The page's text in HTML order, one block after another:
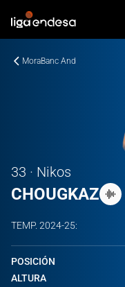
MoraBanc And
33 · Nikos
CHOUGKAZ
TEMP. 2024-25:
POSICIÓN
ALTURA